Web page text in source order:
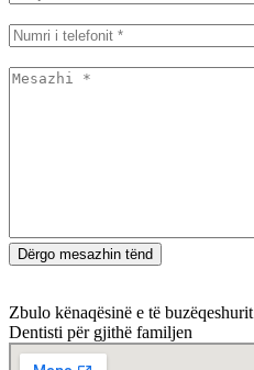
Zbulo kënaqësinë e të buzëqeshurit
Dentisti për gjithë familjen